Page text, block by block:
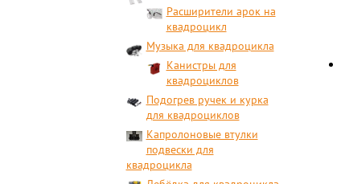
Расширители арок на
квадроцикл
Музыка для квадроцикла
Канистры для
квадроциклов
Подогрев ручек и курка
для квадроциклов
Капролоновые втулки
подвески для
квадроцикла